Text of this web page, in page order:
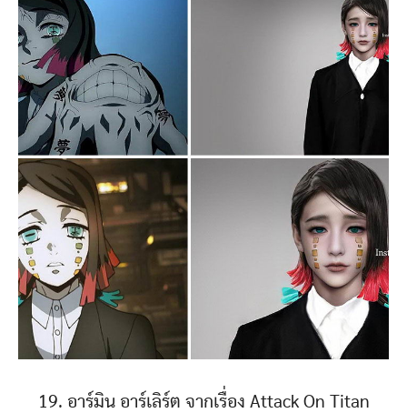
19. อาร์มิน อาร์เลิร์ต จากเรื่อง Attack On Titan